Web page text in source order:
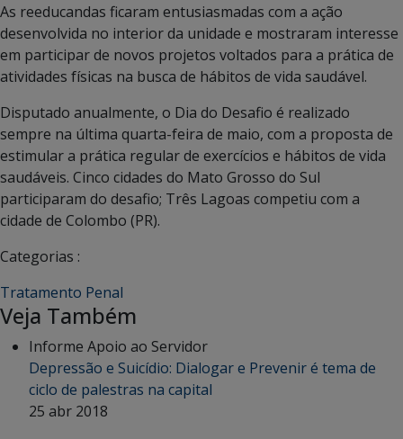
As reeducandas ficaram entusiasmadas com a ação
desenvolvida no interior da unidade e mostraram interesse
em participar de novos projetos voltados para a prática de
atividades físicas na busca de hábitos de vida saudável.
Disputado anualmente, o Dia do Desafio é realizado
sempre na última quarta-feira de maio, com a proposta de
estimular a prática regular de exercícios e hábitos de vida
saudáveis. Cinco cidades do Mato Grosso do Sul
participaram do desafio; Três Lagoas competiu com a
cidade de Colombo (PR).
Categorias :
Tratamento Penal
Veja Também
Informe Apoio ao Servidor
Depressão e Suicídio: Dialogar e Prevenir é tema de
ciclo de palestras na capital
25 abr 2018